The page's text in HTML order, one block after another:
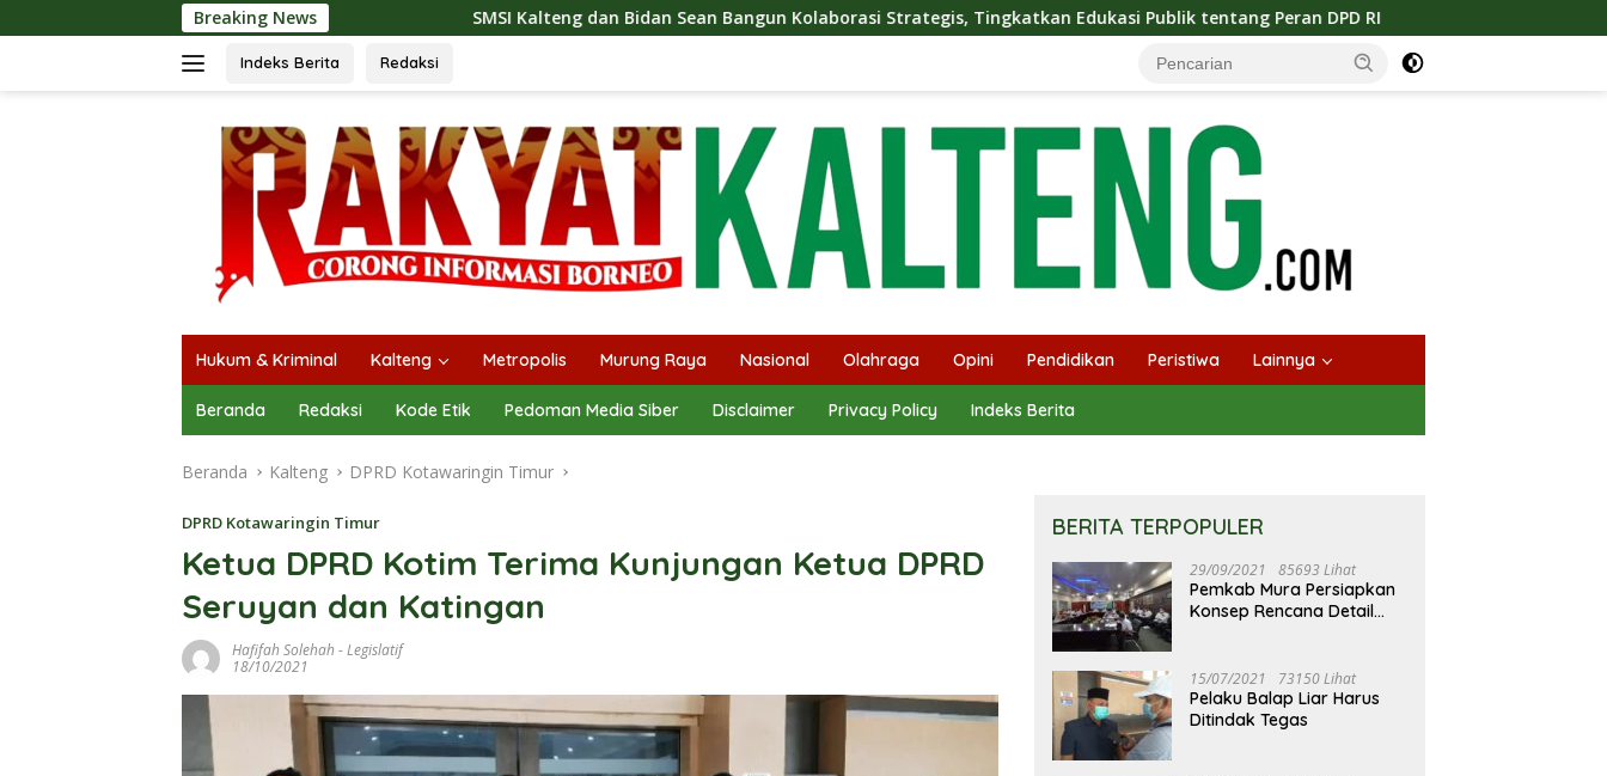
ke
Breaking NewsSMSI Kalteng dan Bidan Sean Bangun Kolaborasi Strategis, Tingkatkan Edukasi Publik tentang Peran DPD RI Masuknya Musim Kemarau PT Pada Idi
Indeks Berita Redaksi
Hukum & Kriminal Kalteng Metropolis Murung Raya Nasional Olahraga Opini Pendidikan Peristiwa Lainnya
Beranda Redaksi Kode Etik Pedoman Media Siber Disclaimer Privacy Policy Indeks Berita
Beranda Kalteng DPRD Kotawaringin Timur
DPRD Kotawaringin Timur
Ketua DPRD Kotim Terima Kunjungan Ketua DPRD
Seruyan dan Katingan
Hafifah Solehah -Legislatif
18/10/2021
BERITA TERPOPULER
29/09/2021 85693 Lihat
Pemkab Mura Persiapkan
Konsep Rencana Detail
15/07/2021 73150 Lihat
Pelaku Balap Liar Harus
Ditindak Tegas